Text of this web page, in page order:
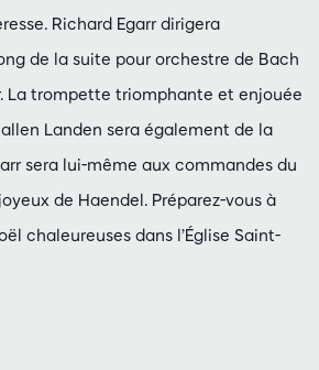
Richard Egarr dirigera
de la suite pour orchestre de Bach
La trompette triomphante et enjouée
Landen sera également de la
sera lui-même aux commandes du
de Haendel. Préparez-vous à
chaleureuses dans l’Église Saint-